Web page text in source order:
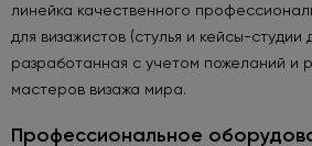
линейка качественного
для визажистов (стулья и кейсы-студии
разработанная с учетом пожеланий и
мастеров визажа мира.
Профессиональное